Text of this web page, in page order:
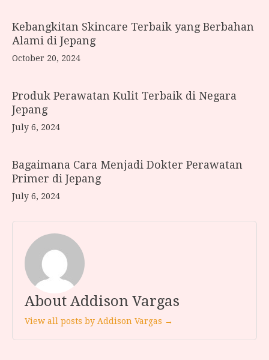
Kebangkitan Skincare Terbaik yang Berbahan
Alami di Jepang
October 20, 2024
Produk Perawatan Kulit Terbaik di Negara
Jepang
July 6, 2024
Bagaimana Cara Menjadi Dokter Perawatan
Primer di Jepang
July 6, 2024
About Addison Vargas
View all posts by Addison Vargas →